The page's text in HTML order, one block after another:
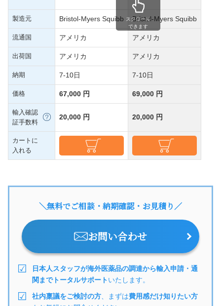
製造元 Bristol-Myers Squibb Bristol-Myers Squibb
流通国 アメリカ アメリカ
出荷国 アメリカ アメリカ
納期 7-10日 7-10日
価格 67,000 円 69,000 円
輸入確認
証手数料
20,000 円 20,000 円
カートに
入れる
スクロール
できます
＼無料でご相談・納期確認・お見積り／
お問い合わせ
日本人スタッフが海外医薬品の調達から輸入申請・通
関までトータルサポートいたします。
社内稟議をご検討の方 、まずは費用感だけ知りたい方